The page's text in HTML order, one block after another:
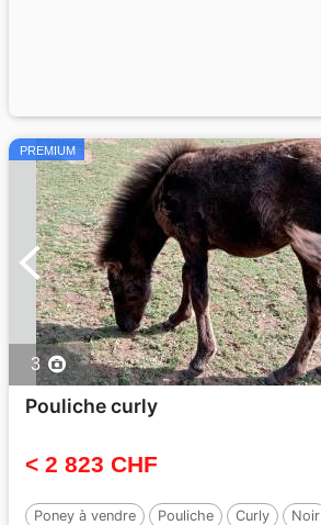
PREMIUM
3
Pouliche curly
< 2 823 CHF
Poney à vendre Pouliche Curly Noir